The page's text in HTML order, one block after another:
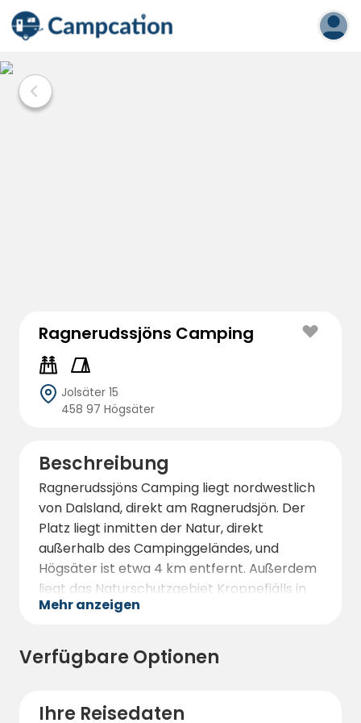
Ragnerudssjöns Camping
Jolsäter 15
458 97 Högsäter
Beschreibung
Ragnerudssjöns Camping liegt nordwestlich
von Dalsland, direkt am Ragnerudsjön. Der
Platz liegt inmitten der Natur, direkt
außerhalb des Campinggeländes, und
Högsäter ist etwa 4 km entfernt. Außerdem
liegt das Naturschutzgebiet Kroppefjälls in
der Nähe. Kurzum, wir haben alles!
Campingplätze, Zeltplätze und Ferienhäuser.
Stellplätze mit und ohne EL, die Stellplätze
Mehr anzeigen
Verfügbare Optionen
Ihre Reisedaten